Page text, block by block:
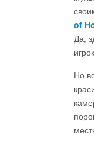
of
Да,
Но